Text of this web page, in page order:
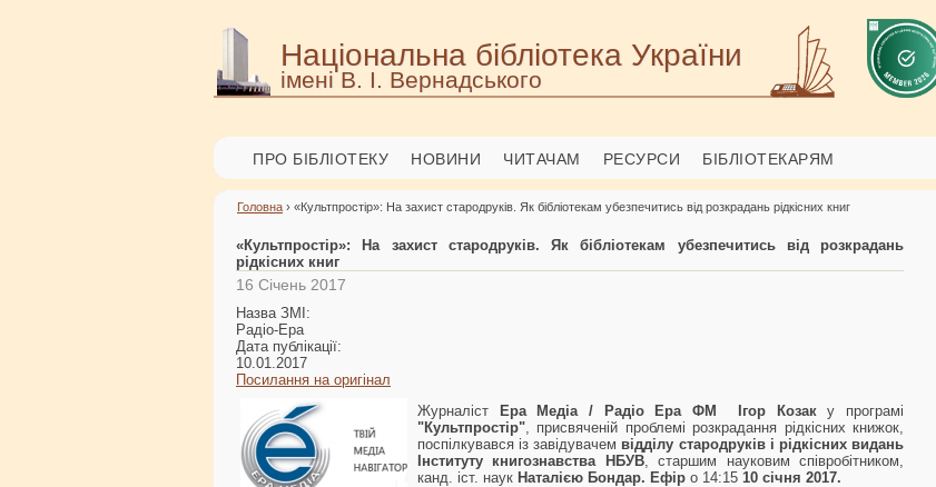
Національна бібліотека України
імені В. І. Вернадського
ПРО БІБЛІОТЕКУ НОВИНИ ЧИТАЧАМ РЕСУРСИ БІБЛІОТЕКАРЯМ
Головна › «Культпростір»: На захист стародруків. Як бібліотекам убезпечитись від розкрадань рідкісних книг
«Культпростір»: На захист стародруків. Як бібліотекам убезпечитись від розкрадань
рідкісних книг
16 Січень 2017
Назва ЗМІ:
Радіо-Ера
Дата публікації:
10.01.2017
Посилання на оригінал
Журналіст
Ера Медіа / Радіо Ера ФМ Ігор Козаку програмі
"Культпростір" , присвяченій проблемі розкрадання рідкісних книжок,
поспілкувався із завідувачем відділу стародруків і рідкісних видань
Інституту книгознавства НБУВ, старшим науковим співробітником,
канд. іст. наук Наталією Бондар. Ефір о 14:15 10 січня 2017.